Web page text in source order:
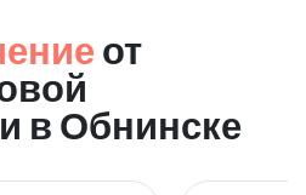
от
в Обнинске